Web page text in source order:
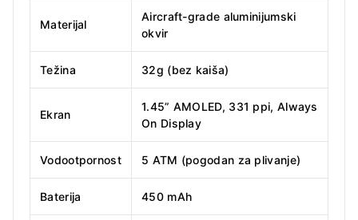
Materijal
Aircraft-grade aluminijumski
okvir
Težina 32g (bez kaiša)
Ekran
1.45” AMOLED, 331 ppi, Always
On Display
Vodootpornost 5 ATM (pogodan za plivanje)
Baterija 450 mAh